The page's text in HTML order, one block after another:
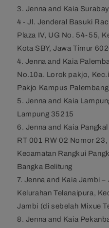
Jenna and Kaia
4 - Jl. Jenderal Basuki
Plaza IV, UG No. 54-55,
Kota SBY, Jawa Timur
Jenna and Kaia
No.10a. Lorok pakjo,
Pakjo Kampus
Jenna and Kaia
Lampung 35215
Jenna and Kaia
RT 001 RW 02 Nomor
Kecamatan Rangkui
Bangka Belitung
Jenna and Kaia Jambi–
Kelurahan Telanaipura,
Jambi (di sebelah Mixue
Jenna and Kaia